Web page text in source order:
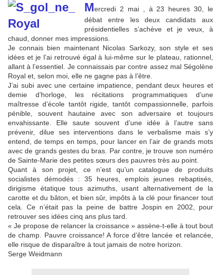
Mercredi 2 mai , à 23 heures 30, le
débat entre les deux candidats aux
présidentielles s’achève et je veux, à
chaud, donner mes impressions.
Je connais bien maintenant Nicolas Sarkozy, son style et ses
idées et je l’ai retrouvé égal à lui-même sur le plateau, rationnel,
allant à l’essentiel. Je connaissais par contre assez mal Ségolène
Royal et, selon moi, elle ne gagne pas à l’être.
J’ai subi avec une certaine impatience, pendant deux heures et
demie d’horloge, les récitations programmatiques d’une
maîtresse d’école tantôt rigide, tantôt compassionnelle, parfois
pénible, souvent hautaine avec son adversaire et toujours
envahissante. Elle saute souvent d’une idée à l’autre sans
prévenir, dilue ses interventions dans le verbalisme mais s’y
entend, de temps en temps, pour lancer en l’air de grands mots
avec de grands gestes du bras. Par contre, je trouve son numéro
de Sainte-Marie des petites sœurs des pauvres très au point.
Quant à son projet, ce n’est qu’un catalogue de produits
socialistes démodés : 35 heures, emplois jeunes rebaptisés,
dirigisme étatique tous azimuths, usant alternativement de la
carotte et du bâton, et bien sûr, impôts à la clé pour financer tout
cela. Ce n’était pas la peine de battre Jospin en 2002, pour
retrouver ses idées cinq ans plus tard.
« Je propose de relancer la croissance » assène-t-elle à tout bout
de champ. Pauvre croissance! A force d’être lancée et relancée,
elle risque de disparaître à tout jamais de notre horizon.
Serge Weidmann